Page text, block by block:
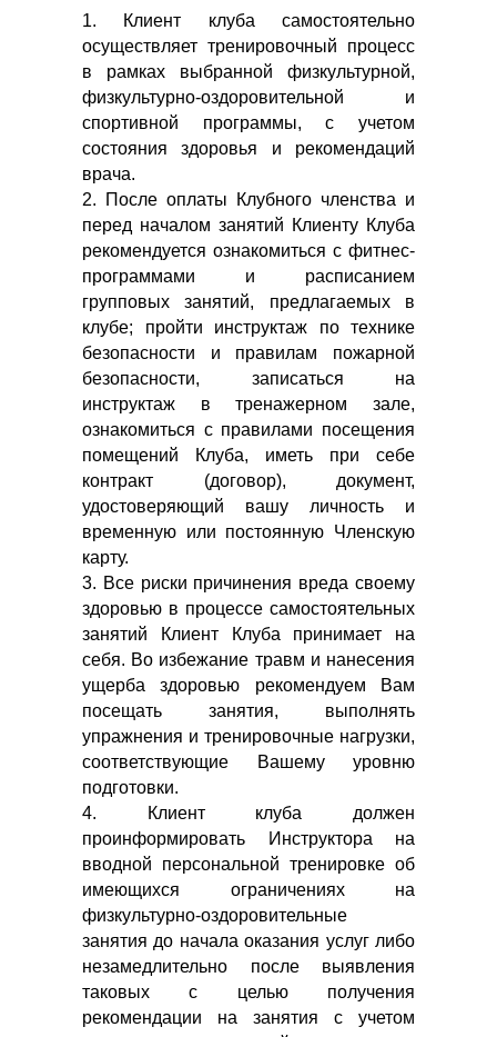
1. Клиент клуба самостоятельно
осуществляет тренировочный процесс
в рамках выбранной физкультурной,
физкультурно-оздоровительной и
спортивной программы, с учетом
состояния здоровья и рекомендаций
врача.
2. После оплаты Клубного членства и
перед началом занятий Клиенту Клуба
рекомендуется ознакомиться с фитнес-
программами и расписанием
групповых занятий, предлагаемых в
клубе; пройти инструктаж по технике
безопасности и правилам пожарной
безопасности, записаться на
инструктаж в тренажерном зале,
ознакомиться с правилами посещения
помещений Клуба, иметь при себе
контракт (договор), документ,
удостоверяющий вашу личность и
временную или постоянную Членскую
карту.
3. Все риски причинения вреда своему
здоровью в процессе самостоятельных
занятий Клиент Клуба принимает на
себя. Во избежание травм и нанесения
ущерба здоровью рекомендуем Вам
посещать занятия, выполнять
упражнения и тренировочные нагрузки,
соответствующие Вашему уровню
подготовки.
4. Клиент клуба должен
проинформировать Инструктора на
вводной персональной тренировке об
имеющихся ограничениях на
физкультурно-оздоровительные
занятия до начала оказания услуг либо
незамедлительно после выявления
таковых с целью получения
рекомендации на занятия с учетом